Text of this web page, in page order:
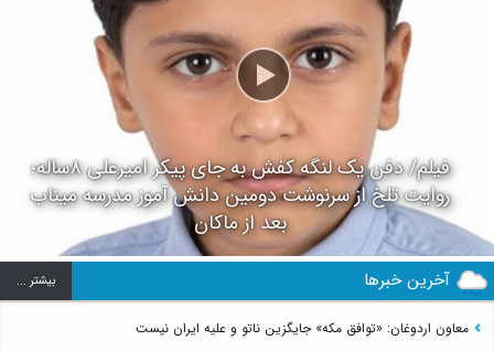
فیلم/ دفن یک لنگه کفش به جای پیکر امیرعلی ۸ساله؛
روایت تلخ از سرنوشت دومین دانش آموز مدرسه میناب
بعد از ماکان
آخرین خبرها بيشتر ...
معاون اردوغان: «توافق مکه» جایگزین ناتو و علیه ایران نیست